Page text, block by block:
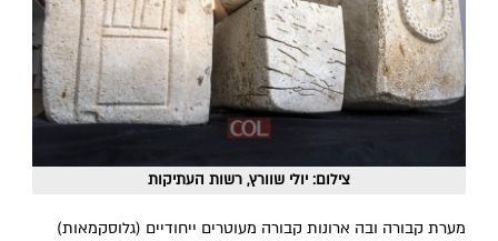
צילום: יולי שוורץ, רשות העתיקות
מערת קבורה ובה ארונות קבורה מעוטרים ייחודיים (גלוסקמאות)